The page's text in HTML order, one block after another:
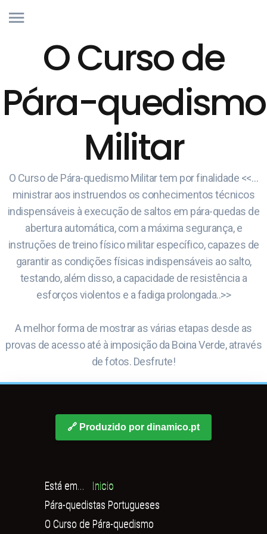
O Curso de
Pára-quedismo
Militar
O Curso de Pára-quedismo Militar tem por finalidade <<…
ministrar aos instruendos os conhecimentos técnicos
indispensáveis à execução de saltos em pára-quedas de
abertura automática, com a máxima segurança, e
instruções de treino físico militar específico, capazes de
garantir as condições físicas indispensáveis ao salto,
testando, além disso, a capacidade de resistência a
esforços violentos e a fadiga prolongada..>>
A melhor forma de mostrar as várias etapas desde as
provas de acesso até à imposição da Boina Verde, através
de fotos. Desfrute!
🔗 Produzido por dinamico.pt
Está em...
Inicio
Pára-quedistas Portugueses
O Curso de Pára-quedismo